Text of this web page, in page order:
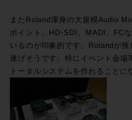
またRoland渾身の大規模Audio
ポイント。HD-SDI、MADI、FC
いるのが印象的です。Rolandが
遂げそうです。特にイベント会
トータルシステムを作れることに